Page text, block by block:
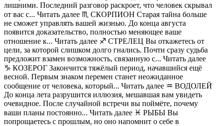
лишними. Последний разговор раскроет, что человек скрывал
от вас с... Читать далее ♏️ СКОРПИОН Старая тайна больше
не сможет управлять вашей жизнью. До конца августа
появится доказательство, полностью меняющее ваше
отношение к... Читать далее ♐️ СТРЕЛЕЦ Вы откажетесь от
цели, за которой слишком долго гнались. Почти сразу судьба
предложит взамен возможность, связанную с... Читать далее
♑️ КОЗЕРОГ Закончится тяжёлый период, начавшийся ещё
весной. Первым знаком перемен станет неожиданное
сообщение от человека, который... Читать далее ♒️ ВОДОЛЕЙ
До конца лета разрушится иллюзия, мешавшая вам увидеть
очевидное. После случайной встречи вы поймёте, почему
ваши планы постоянно... Читать далее ♓️ РЫБЫ Вы
попрощаетесь с прошлым, но оно напомнит о себе в